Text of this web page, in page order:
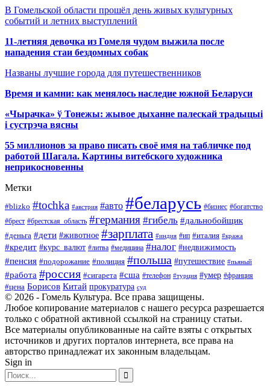
В Гомельской области прошёл день живых культурных
событий и летних выступлений
11-летняя девочка из Гомеля чудом выжила после
нападения стаи бездомных собак
Названы лучшие города для путешественников
Время и камни: как менялось наследие южной Беларуси
«Чырачка» ў Тонежы: жывое дыханне палескай традыцыі
і сустрэча вясны
55 миллионов за право писать своё имя на табличке под
работой Шагала. Картины витебского художника
неприкосновенны
Метки
#blizko #tochka #австрия #авто #беларусь #бизнес #богатство
#брест #брестская_область #германия #гибель #дальнобойщик
#деньга #дети #животное #зарплата #индия #ип #италия #кража
#кредит #курс_валют #литва #медицина #налог #недвижимость
#пенсия #подорожание #полиция #польша #путешествие #пьяный
#работа #россия #сигарета #сша #телефон #турция #умер #франция
#цена Борисов Китай прокуратура суд
© 2026 - Гомель Культура. Все права защищены.
Любое копирование материалов с нашего ресурса разрешается
только с обратной активной ссылкой на страницу статьи.
Все материалы опубликованные на сайте взяты с открытых
источников и других порталов интернета, все права на
авторство принадлежат их законным владельцам.
Sign in